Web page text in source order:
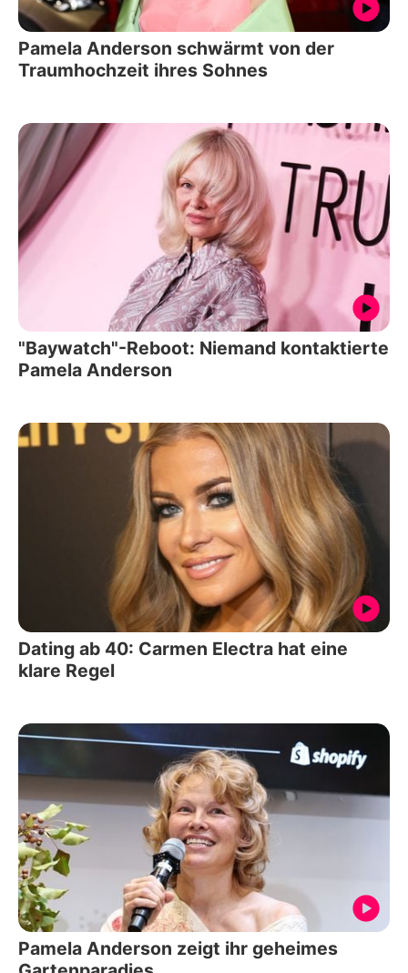
Pamela Anderson schwärmt von der
Traumhochzeit ihres Sohnes
"Baywatch"-Reboot: Niemand kontaktierte
Pamela Anderson
Dating ab 40: Carmen Electra hat eine
klare Regel
Pamela Anderson zeigt ihr geheimes